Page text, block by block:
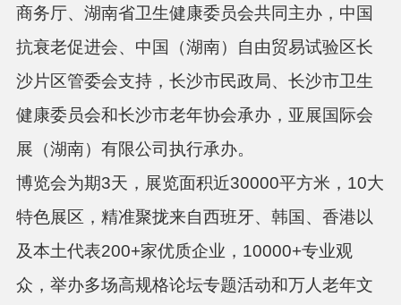
商务厅、湖南省卫生健康委员会共同主办， 中国
抗衰老促进会、中国（湖南）自由贸易试验区长
沙片区管委会支持，长沙市民政局、长沙市卫生
健康委员会和长沙市老年协会承办，亚展国际会
展（湖南）有限公司执行承办。
博览会为期3天，展览面积近30000平方米，10大
特色展区，精准聚拢来自西班牙、韩国、香港以
及本土代表200+家优质企业，10000+专业观
众，举办多场高规格论坛专题活动和万人老年文